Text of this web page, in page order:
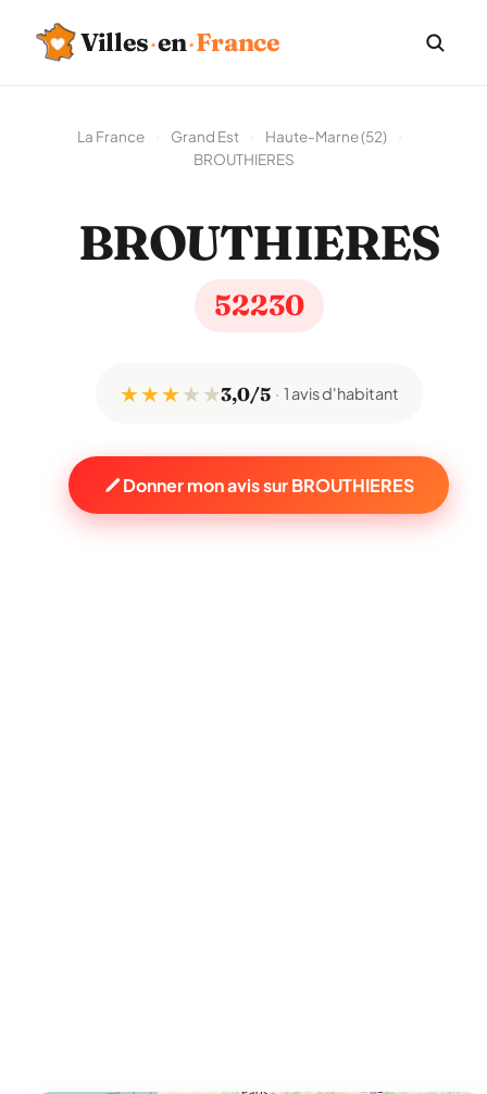
Villes·en·France
La France Grand Est Haute-Marne (52)
BROUTHIERES
BROUTHIERES
52230
★ ★ ★★ ★3,0/5 1 avis d'habitant
Donner mon avis sur BROUTHIERES